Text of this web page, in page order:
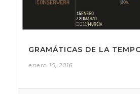
GRAMÁTICAS DE LA
enero 15, 2016